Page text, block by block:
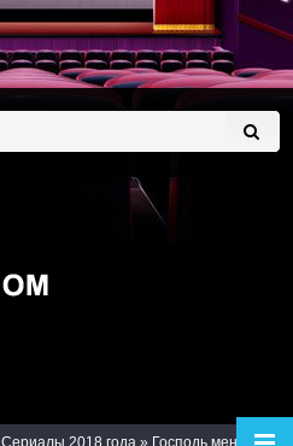
Сериалы 2018 года » Господь меня зафрендил (1 сезон)